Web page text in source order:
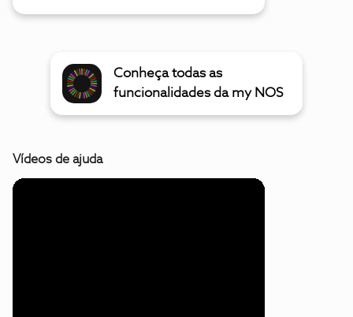
Conheça todas as
funcionalidades da my NOS
Vídeos de ajuda